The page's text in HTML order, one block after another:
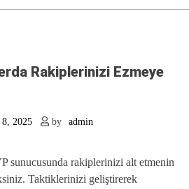
Rakiplerinizi Ezmeye
8, 2025 by admin
sunucusunda rakiplerinizi alt etmenin
Taktiklerinizi geliştirerek